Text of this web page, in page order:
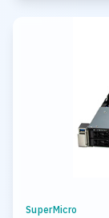
SuperMicro